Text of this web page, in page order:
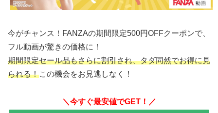
今がチャンス！FANZAの期間限定500円OFFクーポンで、
フル動画が驚きの価格に！
期間限定セール品もさらに割引され、タダ同然でお得に見
られる！この機会をお見逃しなく！
＼今すぐ最安値でGET！／